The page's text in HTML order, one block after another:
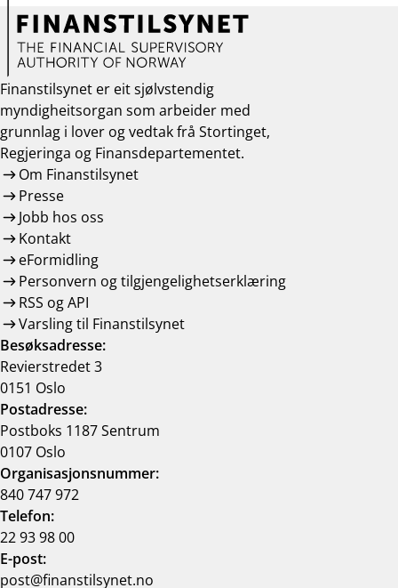
Finanstilsynet er eit sjølvstendig
myndigheitsorgan som arbeider med
grunnlag i lover og vedtak frå Stortinget,
Regjeringa og Finansdepartementet.
Om Finanstilsynet
Presse
Jobb hos oss
Kontakt
eFormidling
Personvern og tilgjengelighetserklæring
RSS og API
Varsling til Finanstilsynet
Besøksadresse:
Revierstredet 3
0151 Oslo
Postadresse:
Postboks 1187 Sentrum
0107 Oslo
Organisasjonsnummer:
840 747 972
Telefon:
22 93 98 00
E-post:
post@finanstilsynet.no